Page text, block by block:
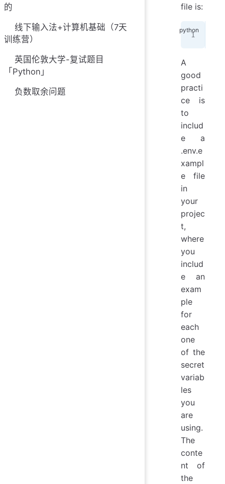
的
线下输入法+计算机基础（7天
训练营）
英国伦敦大学-复试题目
「Python」
负数取余问题
file is:
A
good
practi
ce is
to
includ
e a
.env.e
xampl
e file
in
your
projec
t,
where
you
includ
e an
exam
ple
for
each
one
of the
secret
variab
les
you
are
using.
The
conte
nt of
the